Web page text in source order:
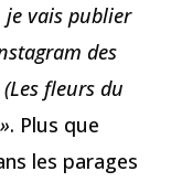
je vais publier
des
fleurs du
. Plus que
les parages